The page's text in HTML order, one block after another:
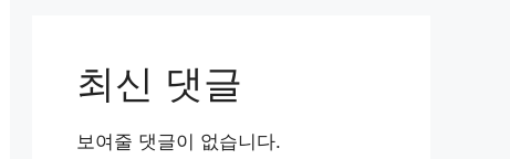
최신 댓글
보여줄 댓글이 없습니다.